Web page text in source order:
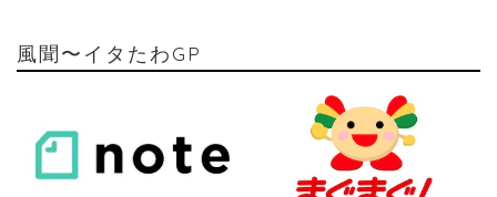
風聞〜イタたわGP